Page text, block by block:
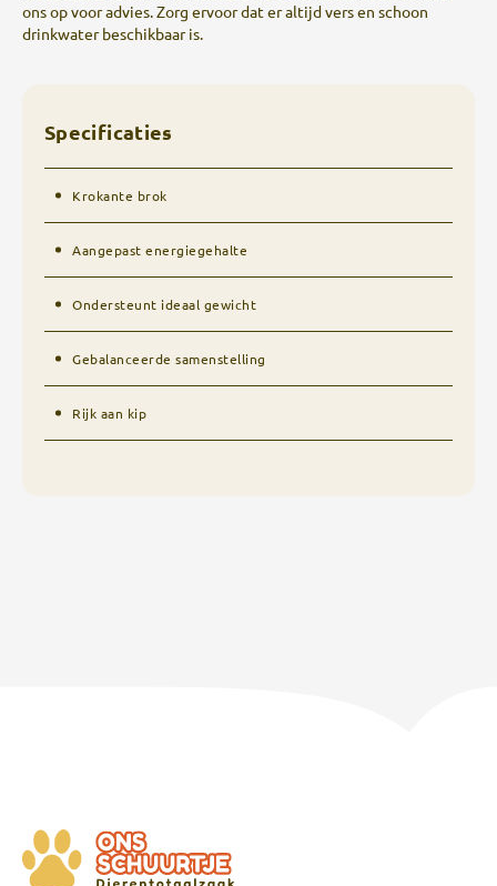
ons op voor advies. Zorg ervoor dat er altijd vers en schoon
drinkwater beschikbaar is.
Specificaties
Krokante brok
Aangepast energiegehalte
Ondersteunt ideaal gewicht
Gebalanceerde samenstelling
Rijk aan kip